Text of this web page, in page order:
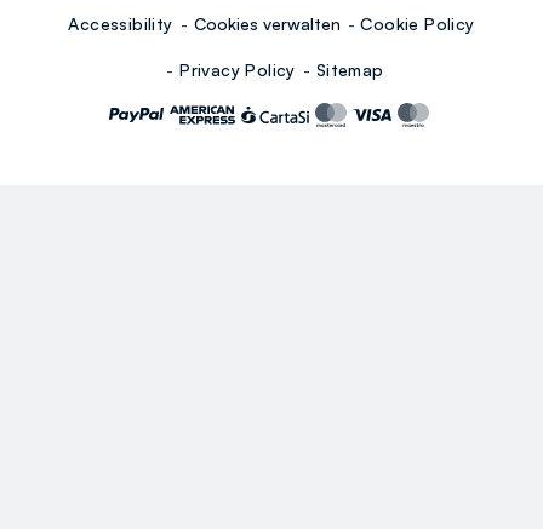
Accessibility Cookies verwalten Cookie Policy
Privacy Policy Sitemap